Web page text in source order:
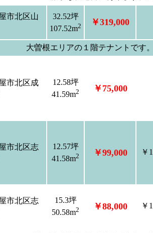
市北区山
32.52坪
107.52m2 ￥319,000
大曽根エリアの１階テナントで
市北区成
12.58坪
41.59m2 ￥75,000
市北区志
12.57坪
41.58m2 ￥99,000 ￥
市北区志
15.3坪
50.58m2 ￥88,000 ￥